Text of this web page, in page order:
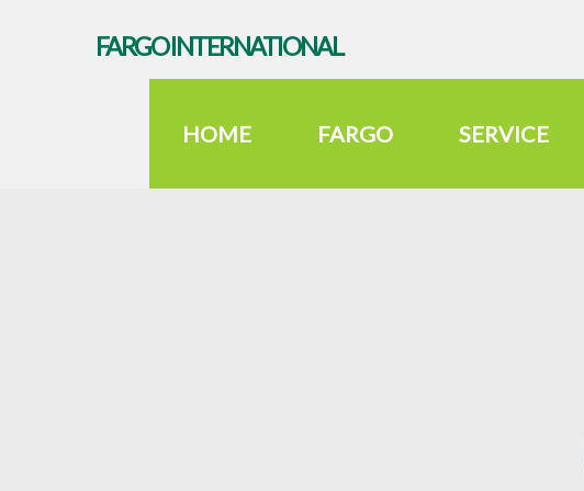
FARGO INTERNATIONAL
HOME FARGO SERVICE
SPRINTER
FAHRZEUGE SPRINTER